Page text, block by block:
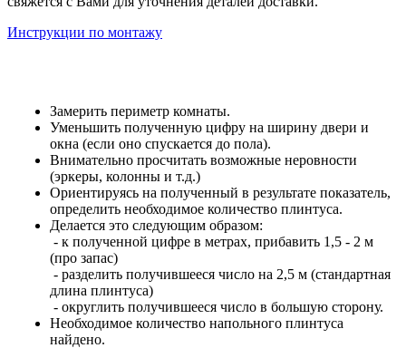
Инструкции по монтажу
Замерить периметр комнаты.
Уменьшить полученную цифру на ширину двери и
окна (если оно спускается до пола).
Внимательно просчитать возможные неровности
(эркеры, колонны и т.д.)
Ориентируясь на полученный в результате показатель,
определить необходимое количество плинтуса.
Делается это следующим образом:
- к полученной цифре в метрах, прибавить 1,5 - 2 м
(про запас)
- разделить получившееся число на 2,5 м (стандартная
длина плинтуса)
- округлить получившееся число в большую сторону.
Необходимое количество напольного плинтуса
найдено.